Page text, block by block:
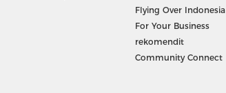
Flying Over Indonesia
For Your Business
rekomendit
Community Connect